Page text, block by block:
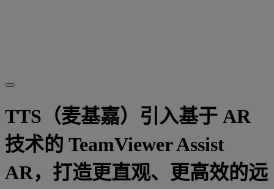
TTS（麦基嘉）引入基于 AR
技术的 TeamViewer Assist
AR，打造更直观、更高效的远